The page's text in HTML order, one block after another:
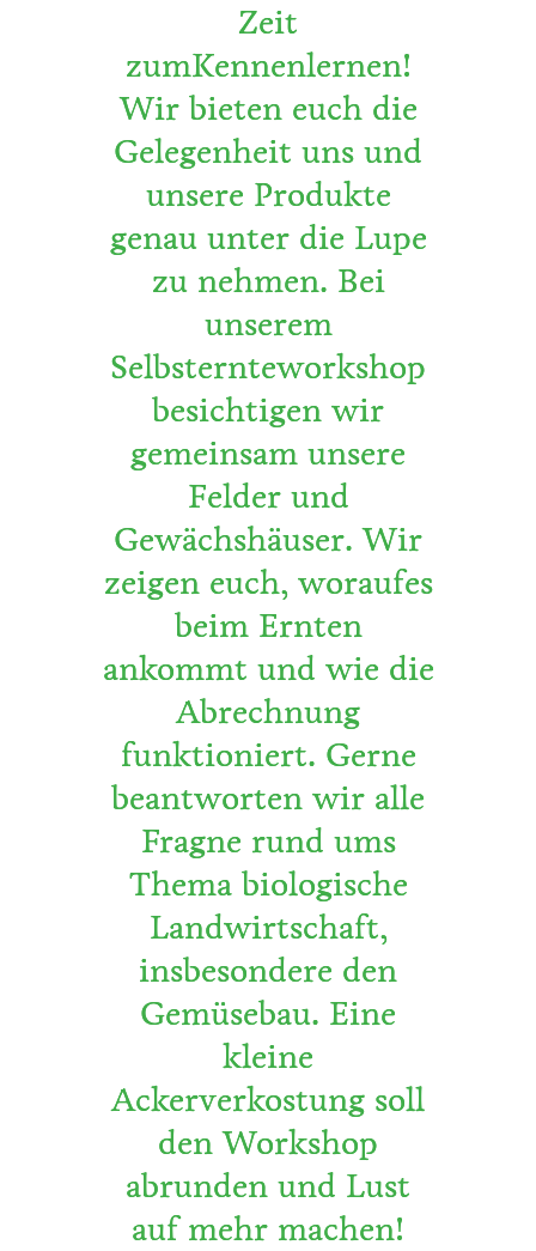
Zeit
zumKennenlernen!
Wir bieten euch die
Gelegenheit uns und
unsere Produkte
genau unter die Lupe
zu nehmen. Bei
unserem
Selbsternteworkshop
besichtigen wir
gemeinsam unsere
Felder und
Gewächshäuser. Wir
zeigen euch, woraufes
beim Ernten
ankommt und wie die
Abrechnung
funktioniert. Gerne
beantworten wir alle
Fragne rund ums
Thema biologische
Landwirtschaft,
insbesondere den
Gemüsebau. Eine
kleine
Ackerverkostung soll
den Workshop
abrunden und Lust
auf mehr machen!